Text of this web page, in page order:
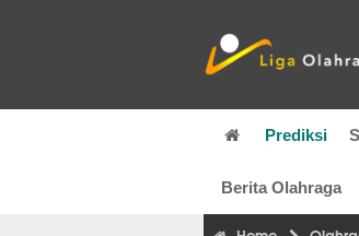
Prediksi
Berita Olahraga